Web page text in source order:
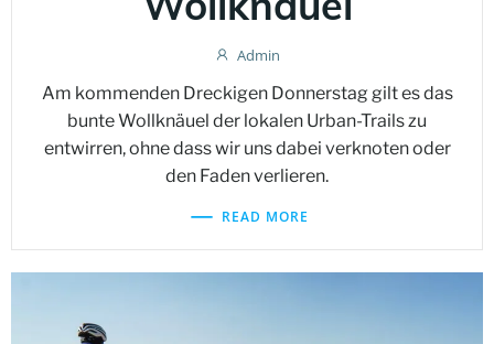
Admin
Am kommenden Dreckigen Donnerstag gilt es das
bunte Wollknäuel der lokalen Urban-Trails zu
entwirren, ohne dass wir uns dabei verknoten oder
den Faden verlieren.
READ MORE